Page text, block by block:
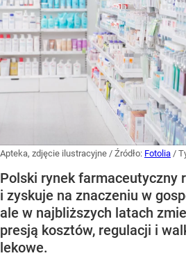
Apteka, zdjęcie ilustracyjne / Źródło: Fotolia /
Polski rynek farmaceutyczny
i zyskuje na znaczeniu w
ale w najbliższych latach
presją kosztów, regulacji i
lekowe.